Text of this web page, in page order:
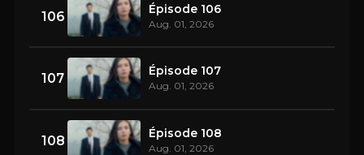
106 Épisode 106
Aug. 01, 2026
107 Épisode 107
Aug. 01, 2026
108 Épisode 108
Aug. 01, 2026